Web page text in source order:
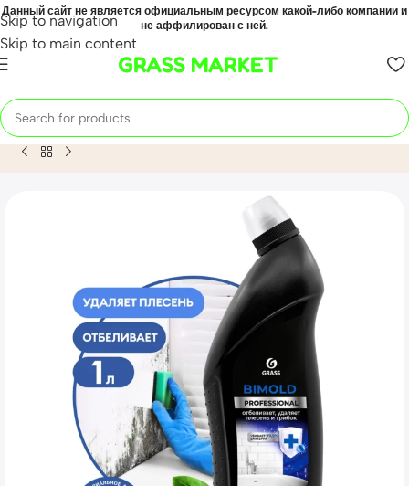
Skip to navigation
Skip to main content
Данный сайт не является официальным ресурсом какой-либо компании и
не аффилирован с ней.
GRASS MARKET
Home Mahsulot Средство для удаления плесени